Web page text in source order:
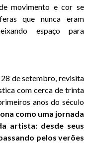
movimento e cor se
que nunca eram
espaço para
de setembro, revisita
com cerca de trinta
anos do século
como uma jornada
artista: desde seus
pelos verões